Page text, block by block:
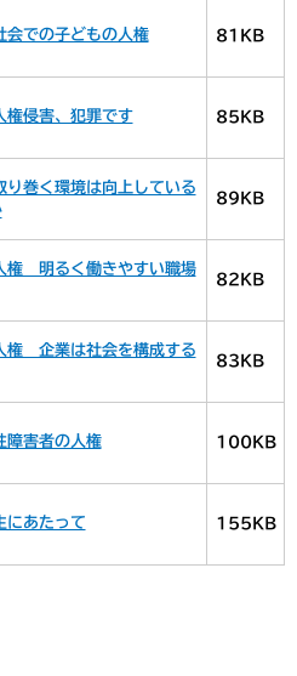
会での子どもの人権 81KB
権侵害、犯罪です 85KB
り巻く環境は向上している
89KB
権 明るく働きやすい職場
82KB
権 企業は社会を構成する
83KB
障害者の人権 100KB
にあたって 155KB